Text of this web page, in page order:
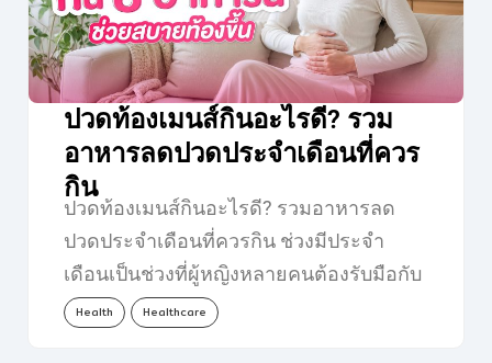
ปวดท้องเมนส์กินอะไรดี? รวม
อาหารลดปวดประจำเดือนที่ควร
กิน
ปวดท้องเมนส์กินอะไรดี? รวมอาหารลด
ปวดประจำเดือนที่ควรกิน ช่วงมีประจำ
เดือนเป็นช่วงที่ผู้หญิงหลายคนต้องรับมือกับ
อาการไม่สบายตัว ไม่ว่าจะเป็นปวดท้อง
Health Healthcare